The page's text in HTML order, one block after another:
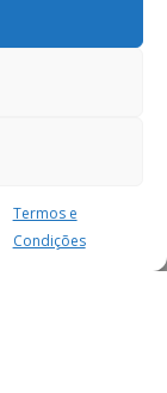
Termos e
Condições